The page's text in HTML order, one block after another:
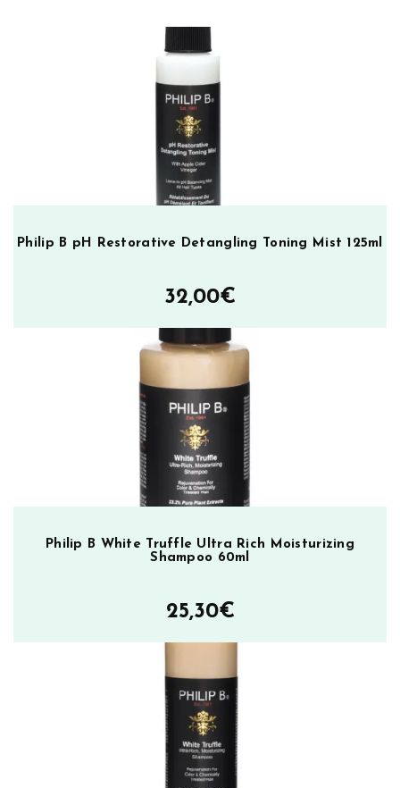
Philip B pH Restorative Detangling Toning Mist 125ml
32,00€
Philip B White Truffle Ultra Rich Moisturizing
Shampoo 60ml
25,30€